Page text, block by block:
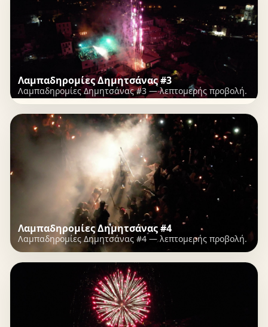
Λαμπαδηρομίες Δημητσάνας #3
Λαμπαδηρομίες Δημητσάνας #3 — λεπτομερής προβολή.
Λαμπαδηρομίες Δημητσάνας #4
Λαμπαδηρομίες Δημητσάνας #4 — λεπτομερής προβολή.